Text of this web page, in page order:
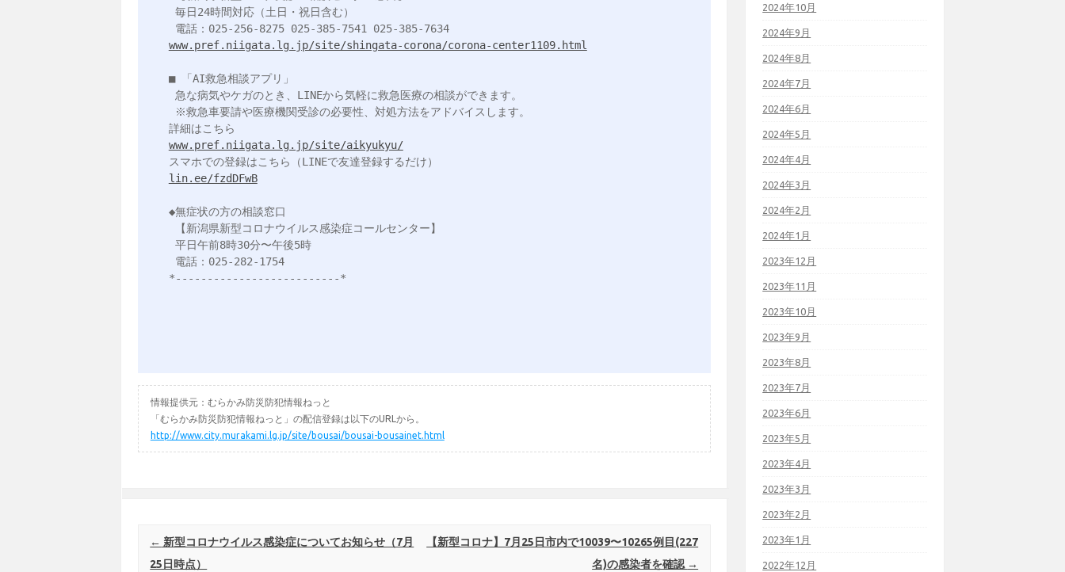
電話：025-256-8275 025-385-7541 025-385-7634
www.pref.niigata.lg.jp/site/shingata-corona/corona-center1109.html
■ 「AI救急相談アプリ」
www.pref.niigata.lg.jp/site/aikyukyu/
lin.ee/fzdDFwB
◆無症状の方の相談窓口
*--------------------------*
情報提供元：むらかみ防災防犯情報ねっと
「むらかみ防災防犯情報ねっと」の配信登録は以下のURLから。
http://www.city.murakami.lg.jp/site/bousai/bousai-bousainet.html
Post navigation
← 新型コロナウイルス感染症についてお知らせ（7月
25日時点）
【新型コロナ】7月25日市内で10039〜10265例目(227
名)の感染者を確認 →
2024年10月
2024年9月
2024年8月
2024年7月
2024年6月
2024年5月
2024年4月
2024年3月
2024年2月
2024年1月
2023年12月
2023年11月
2023年10月
2023年9月
2023年8月
2023年7月
2023年6月
2023年5月
2023年4月
2023年3月
2023年2月
2023年1月
2022年12月